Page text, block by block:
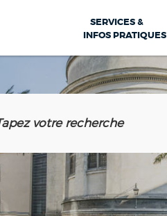
SERVICES &
INFOS PRATIQUES